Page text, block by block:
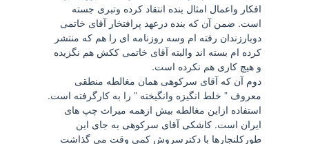
افکار واعمال امثال بنده انتقاد کرده وتبری جسته
است. ضمن آن که بنده درعهد پرافتخار آقای خاتمی
دوبارزندان رفته ام وسه روزنامه ای را هم که منتشر
کرده ام بسته اند والبته آقای خاتمی ککش هم نگزیده
و هیچ کاری هم نکرده است.
دوم آن که آقای سرکوهی همان مغالطه منطقی
معروف ” خلط انگیزه وانگیخته ” را به کارگرفته است.
استفاده ازاین مغالطه بیش ازهمه میراث چپ های
ایران است. کاشکی آقای سرکوهی به جای این
طورکلنجارها با دکترسروش کمی وقت می گذاشت